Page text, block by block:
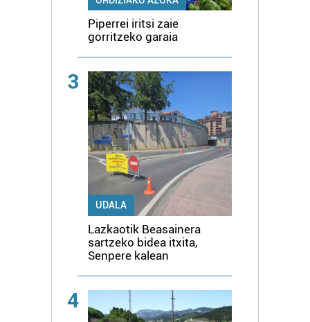
Piperrei iritsi zaie
gorritzeko garaia
3
UDALA
Lazkaotik Beasainera
sartzeko bidea itxita,
Senpere kalean
4